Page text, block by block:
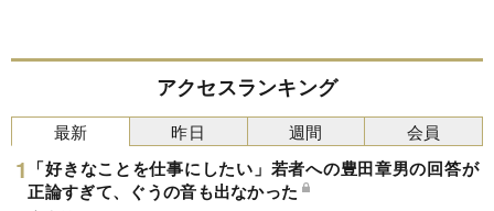
アクセスランキング
最新
「好きなことを仕事にしたい」若者への豊田章男の回答が
正論すぎて、ぐうの音も出なかった
昨日 週間 会員